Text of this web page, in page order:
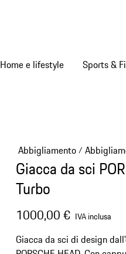
Home e lifestyle Sports &
Abbigliamento/
Giacca da sci
Turbo
1000,00 € IVA inclusa
Giacca da sci di design